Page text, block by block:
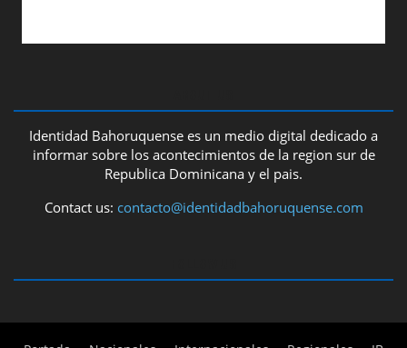
Identidad Bahoruquense es un medio digital dedicado a
informar sobre los acontecimientos de la region sur de
Republica Dominicana y el pais.
Contact us: contacto@identidadbahoruquense.com